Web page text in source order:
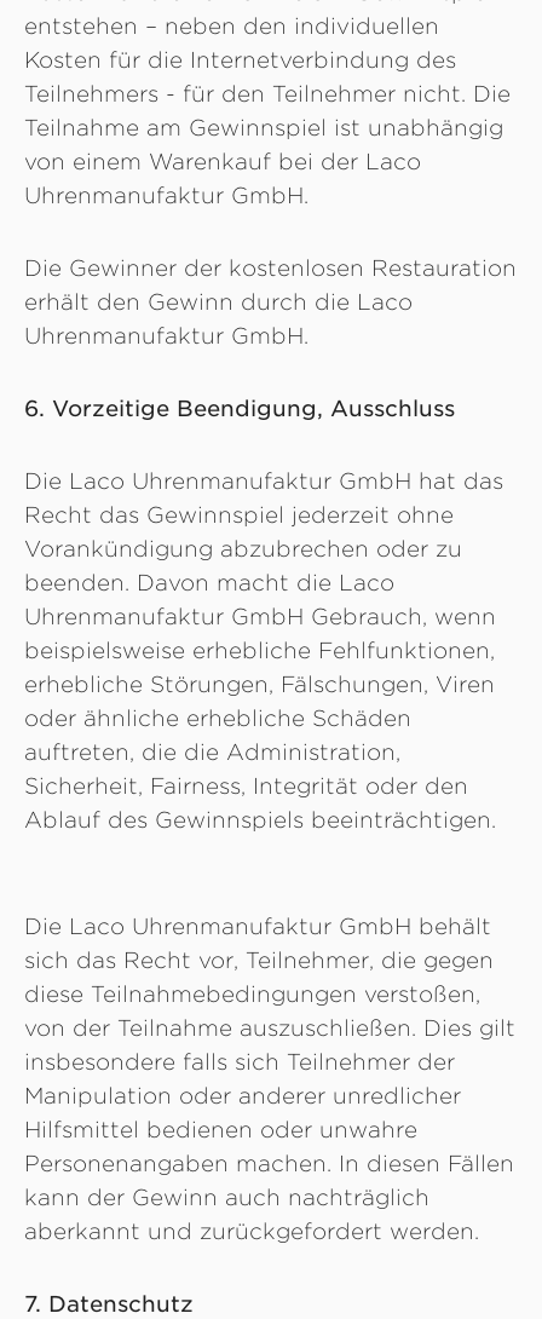
entstehen – neben den individuellen
Kosten für die Internetverbindung des
Teilnehmers - für den Teilnehmer nicht. Die
Teilnahme am Gewinnspiel ist unabhängig
von einem Warenkauf bei der Laco
Uhrenmanufaktur GmbH.
Die Gewinner der kostenlosen Restauration
erhält den Gewinn durch die Laco
Uhrenmanufaktur GmbH.
6. Vorzeitige Beendigung, Ausschluss
Die Laco Uhrenmanufaktur GmbH hat das
Recht das Gewinnspiel jederzeit ohne
Vorankündigung abzubrechen oder zu
beenden. Davon macht die Laco
Uhrenmanufaktur GmbH Gebrauch, wenn
beispielsweise erhebliche Fehlfunktionen,
erhebliche Störungen, Fälschungen, Viren
oder ähnliche erhebliche Schäden
auftreten, die die Administration,
Sicherheit, Fairness, Integrität oder den
Ablauf des Gewinnspiels beeinträchtigen.
Die Laco Uhrenmanufaktur GmbH behält
sich das Recht vor, Teilnehmer, die gegen
diese Teilnahmebedingungen verstoßen,
von der Teilnahme auszuschließen. Dies gilt
insbesondere falls sich Teilnehmer der
Manipulation oder anderer unredlicher
Hilfsmittel bedienen oder unwahre
Personenangaben machen. In diesen Fällen
kann der Gewinn auch nachträglich
aberkannt und zurückgefordert werden.
7. Datenschutz